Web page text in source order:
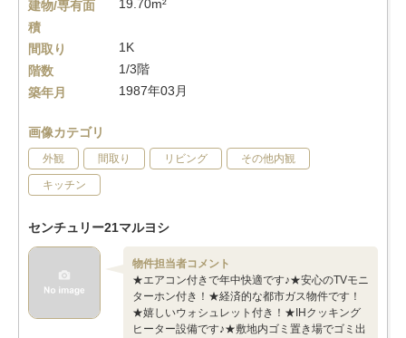
建物/専有面
積
19.70m²
間取り
1K
階数
1/3階
築年月
1987年03月
画像カテゴリ
外観 間取り リビング その他内観
キッチン
センチュリー21マルヨシ
物件担当者コメント
★エアコン付きで年中快適です♪★安心のTVモニ
ターホン付き！★経済的な都市ガス物件です！
★嬉しいウォシュレット付き！★IHクッキング
ヒーター設備です♪★敷地内ゴミ置き場でゴミ出